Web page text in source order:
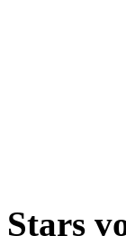
Stars